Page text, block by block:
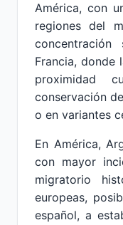
América, con
regiones del
Francia, donde
proximidad
conservación
o en variantes
En América,
con mayor
migratorio
europeas,
español, a